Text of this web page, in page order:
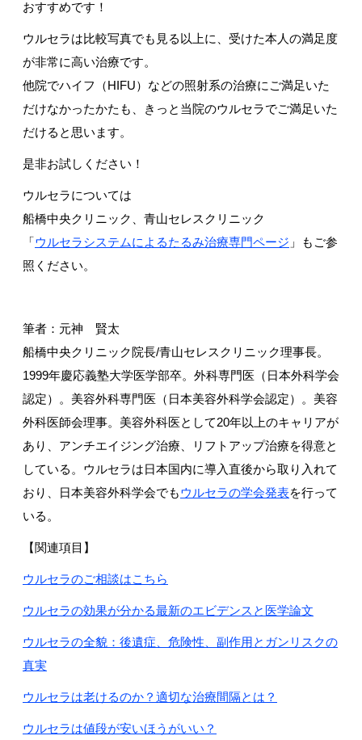
おすすめです！
ウルセラは比較写真でも見る以上に、受けた本人の満足度
が非常に高い治療です。
他院でハイフ（HIFU）などの照射系の治療にご満足いた
だけなかったかたも、きっと当院のウルセラでご満足いた
だけると思います。
是非お試しください！
ウルセラについては
船橋中央クリニック、青山セレスクリニック
「ウルセラシステムによるたるみ治療専門ページ 」もご参
照ください。
筆者：元神 賢太
船橋中央クリニック院長/青山セレスクリニック理事長。
1999年慶応義塾大学医学部卒。外科専門医（日本外科学会
認定）。美容外科専門医（日本美容外科学会認定）。美容
外科医師会理事。美容外科医として20年以上のキャリアが
あり、アンチエイジング治療、リフトアップ治療を得意と
している。ウルセラは日本国内に導入直後から取り入れて
おり、日本美容外科学会でもウルセラの学会発表を行って
いる。
【関連項目】
ウルセラのご相談はこちら
ウルセラの効果が分かる最新のエビデンスと医学論文
ウルセラの全貌：後遺症、危険性、副作用とガンリスクの
真実
ウルセラは老けるのか？適切な治療間隔とは？
ウルセラは値段が安いほうがいい？